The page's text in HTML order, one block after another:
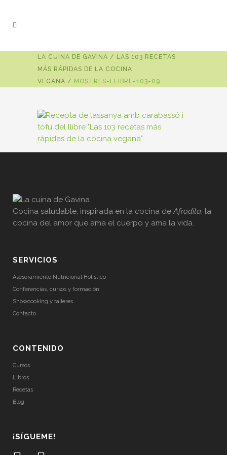
LA CUINA DE GAVINA / LAS 103 RECETAS
MÁS RÁPIDAS DE LA COCINA
VEGANA / MOSTRES-LLIBRE-103-09
Cocina saludable, inspirada en la cocina deAfrodita, la
cocina del amor que ama el cuerpo y ama la vida.
SERVICIOS
Asesoramiento Nutricional Holístico
Conferencias, cursos y formación
Showcooking y talleres
Contacto
CONTENIDO
Cursos
Libros
Recetas
Blog
¡SÍGUEME!